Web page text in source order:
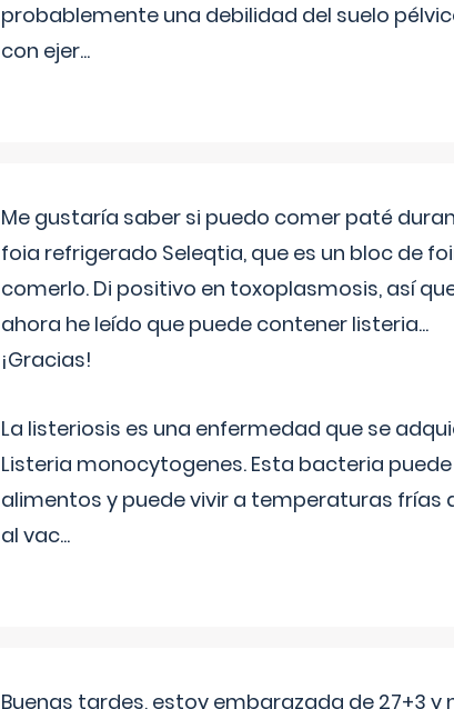
probablemente una debilidad del suelo
con ejer...
Me gustaría saber si puedo comer paté
foia refrigerado Seleqtia, que es un bloc de
comerlo. Di positivo en toxoplasmosis, así
ahora he leído que puede contener listeria...
¡Gracias!
La listeriosis es una enfermedad que se
Listeria monocytogenes. Esta bacteria
alimentos y puede vivir a temperaturas frías
al vac...
Buenas tardes, estoy embarazada de 27+3